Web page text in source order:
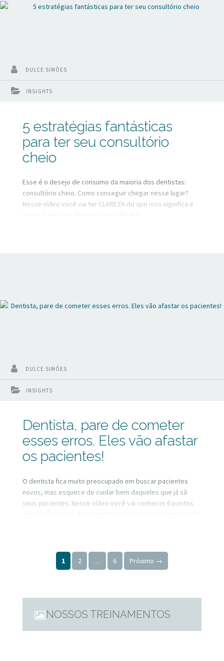
INSIGHTS
DULCE SIMÕES
5 estratégias fantásticas
para ter seu consultório
cheio
Esse é o desejo de consumo da maioria dos dentistas:
consultório cheio. Como conseguir chegar nesse lugar?
Nesse vídeo você vai ter CLAREZA do que isso significa e
como fazer para alcançar esse objetivo.
INSIGHTS
DULCE SIMÕES
Dentista, pare de cometer
esses erros. Eles vão afastar
os pacientes!
O dentista fica muito preocupado em buscar pacientes
novos, mas esquece de cuidar bem daqueles que já sã
seus pacientes. Nesse vídeo você vai conhecer 6 pontos
que você precisa dar atenção para que seus pacientes não
Paginação de posts
1 2 … 6 Próximo →
NOSSOS TREINAMENTOS